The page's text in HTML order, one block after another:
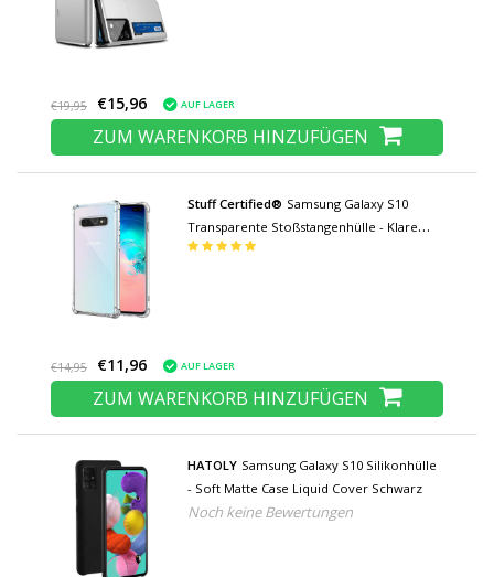
€19,95 €15,96 AUF LAGER
ZUM WARENKORB HINZUFÜGEN
Stuff Certified® Samsung Galaxy S10
Transparente Stoßstangenhülle - Klare
Hülle Silikon TPU Anti-Shock
€14,95 €11,96 AUF LAGER
ZUM WARENKORB HINZUFÜGEN
HATOLY Samsung Galaxy S10 Silikonhülle
- Soft Matte Case Liquid Cover Schwarz
Noch keine Bewertungen